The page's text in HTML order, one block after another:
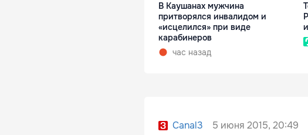
В Каушанах мужчина
притворялся инвалидом и
«исцелился» при виде
карабинеров
час назад
Canal3 5 июня 2015, 20:49